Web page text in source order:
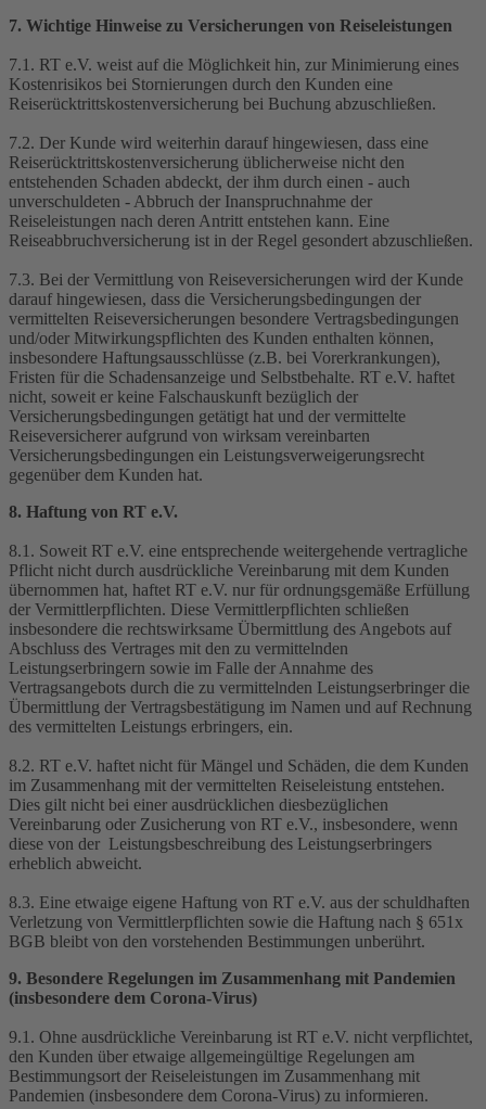
7. Wichtige Hinweise zu Versicherungen von Reiseleistungen
7.1. RT e.V. weist auf die Möglichkeit hin, zur Minimierung eines
Kostenrisikos bei Stornierungen durch den Kunden eine
Reiserücktrittskostenversicherung bei Buchung abzuschließen.
7.2. Der Kunde wird weiterhin darauf hingewiesen, dass eine
Reiserücktrittskostenversicherung üblicherweise nicht den
entstehenden Schaden abdeckt, der ihm durch einen - auch
unverschuldeten - Abbruch der Inanspruchnahme der
Reiseleistungen nach deren Antritt entstehen kann. Eine
Reiseabbruchversicherung ist in der Regel gesondert abzuschließen.
7.3. Bei der Vermittlung von Reiseversicherungen wird der Kunde
darauf hingewiesen, dass die Versicherungsbedingungen der
vermittelten Reiseversicherungen besondere Vertragsbedingungen
und/oder Mitwirkungspflichten des Kunden enthalten können,
insbesondere Haftungsausschlüsse (z.B. bei Vorerkrankungen),
Fristen für die Schadensanzeige und Selbstbehalte. RT e.V. haftet
nicht, soweit er keine Falschauskunft bezüglich der
Versicherungsbedingungen getätigt hat und der vermittelte
Reiseversicherer aufgrund von wirksam vereinbarten
Versicherungsbedingungen ein Leistungsverweigerungsrecht
gegenüber dem Kunden hat.
8. Haftung von RT e.V.
8.1. Soweit RT e.V. eine entsprechende weitergehende vertragliche
Pflicht nicht durch ausdrückliche Vereinbarung mit dem Kunden
übernommen hat, haftet RT e.V. nur für ordnungsgemäße Erfüllung
der Vermittlerpflichten. Diese Vermittlerpflichten schließen
insbesondere die rechtswirksame Übermittlung des Angebots auf
Abschluss des Vertrages mit den zu vermittelnden
Leistungserbringern sowie im Falle der Annahme des
Vertragsangebots durch die zu vermittelnden Leistungserbringer die
Übermittlung der Vertragsbestätigung im Namen und auf Rechnung
des vermittelten Leistungs erbringers, ein.
8.2. RT e.V. haftet nicht für Mängel und Schäden, die dem Kunden
im Zusammenhang mit der vermittelten Reiseleistung entstehen.
Dies gilt nicht bei einer ausdrücklichen diesbezüglichen
Vereinbarung oder Zusicherung von RT e.V., insbesondere, wenn
diese von der Leistungsbeschreibung des Leistungserbringers
erheblich abweicht.
8.3. Eine etwaige eigene Haftung von RT e.V. aus der schuldhaften
Verletzung von Vermittlerpflichten sowie die Haftung nach § 651x
BGB bleibt von den vorstehenden Bestimmungen unberührt.
9. Besondere Regelungen im Zusammenhang mit Pandemien
(insbesondere dem Corona-Virus)
9.1. Ohne ausdrückliche Vereinbarung ist RT e.V. nicht verpflichtet,
den Kunden über etwaige allgemeingültige Regelungen am
Bestimmungsort der Reiseleistungen im Zusammenhang mit
Pandemien (insbesondere dem Corona-Virus) zu informieren.